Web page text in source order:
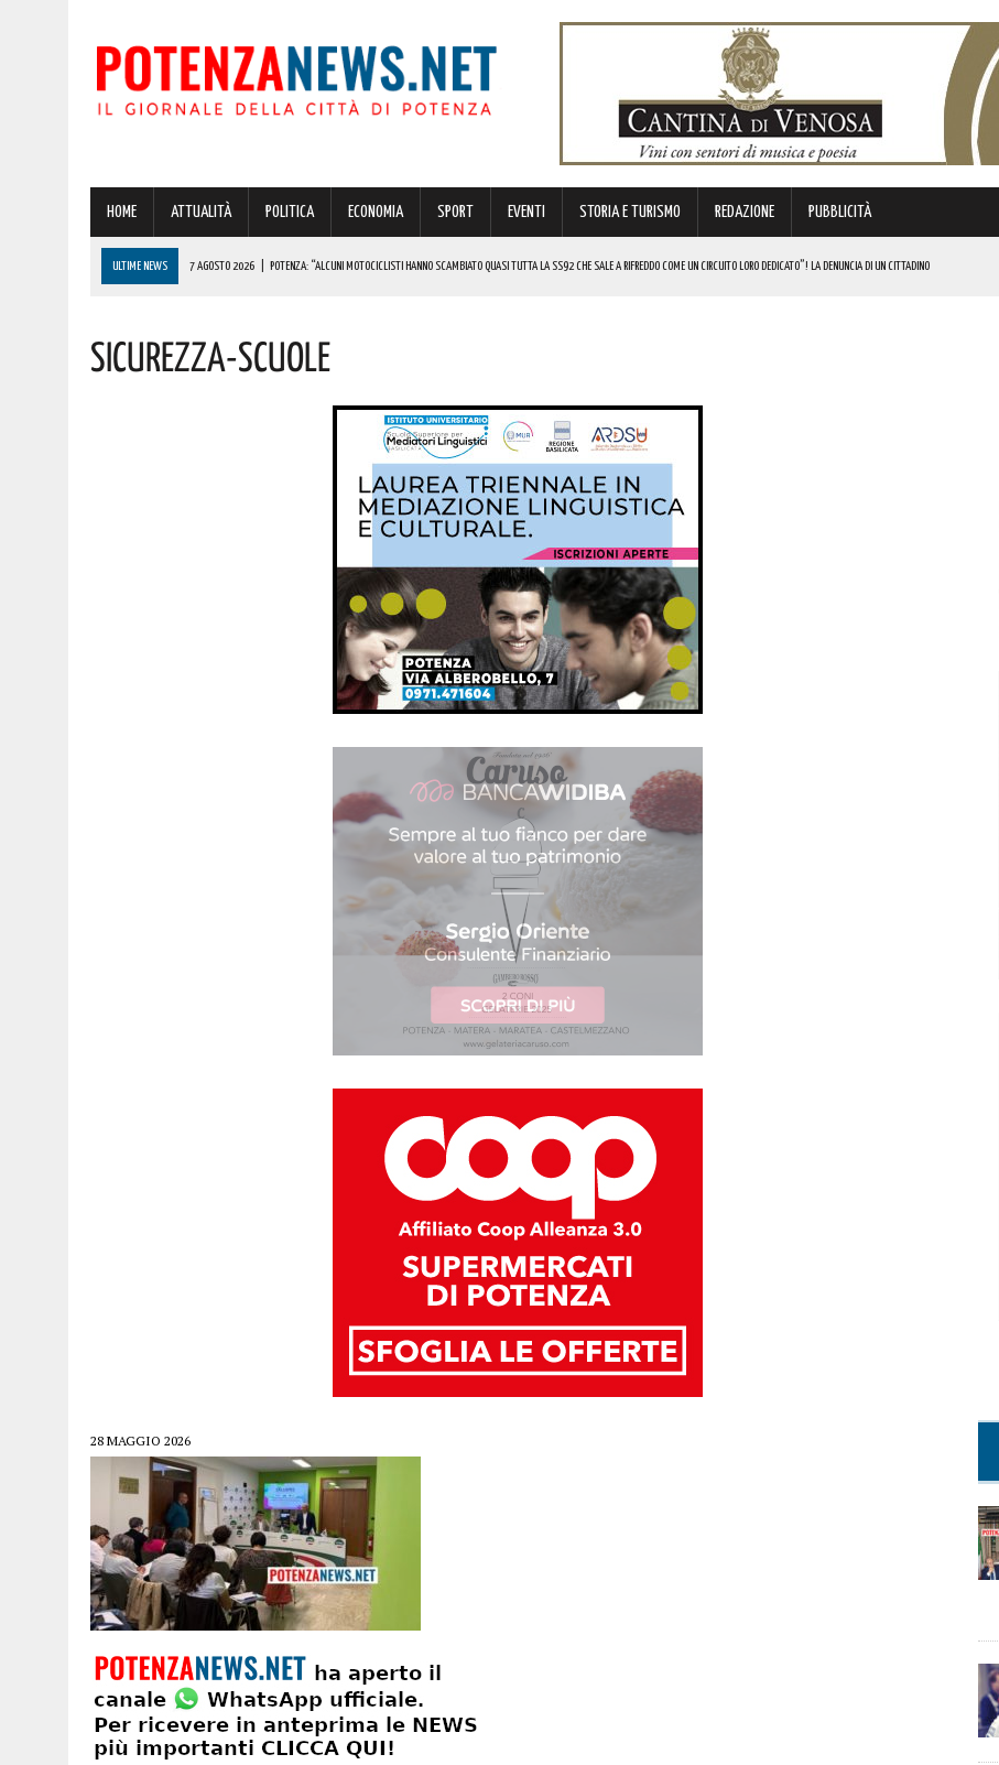
HOME ATTUALITÀ POLITICA ECONOMIA SPORT EVENTI STORIA E TURISMO REDAZIONE PUBBLICITÀ
ULTIME NEWS 7 AGOSTO 2026 POTENZA: “ALCUNI MOTOCICLISTI HANNO SCAMBIATO QUASI TUTTA LA SS92 CHE SALE A RIFREDDO COME UN CIRCUITO LORO DEDICATO”! LA DENUNCIA DI UN CITTADINO
7 AGOSTO 2026 | DALLA REGIONE VIA LIBERA ALLA REALIZZAZIONE A PICERNO E MELFI DI SISTEMI DI ACCUMULO DI ENERGIA ELETTRICA A BATTERIE. I DETTAGLI
BENZINA ANNACQUATA E GASOLIO SPORCO, UN IMPIANTO SU CINQUE NON È IN REGOLA: “IL PROBLEMA RIGUARDA L’INTERO TERRITORIO NAZIONALE”! I DETTAGLI
Sicurezza-Scuole
28 MAGGIO 2026